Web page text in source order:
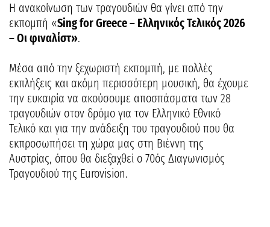
Η ανακοίνωση των τραγουδιών θα γίνει από την
εκπομπή «Sing for Greece – Ελληνικός Τελικός 2026
– Οι φιναλίστ».
Μέσα από την ξεχωριστή εκπομπή, με πολλές
εκπλήξεις και ακόμη περισσότερη μουσική, θα έχουμε
την ευκαιρία να ακούσουμε αποσπάσματα των 28
τραγουδιών στον δρόμο για τον Ελληνικό Εθνικό
Τελικό και για την ανάδειξη του τραγουδιού που θα
εκπροσωπήσει τη χώρα μας στη Βιέννη της
Αυστρίας, όπου θα διεξαχθεί ο 70ός Διαγωνισμός
Τραγουδιού της Eurovision.